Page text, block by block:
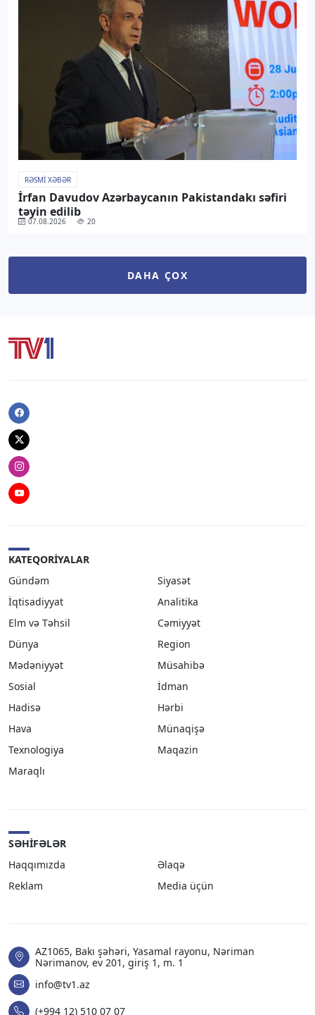
RƏSMI XƏBƏR
İrfan Davudov Azərbaycanın Pakistandakı səfiri
təyin edilib
07.08.2026 20
DAHA ÇOX
Facebook
Twitter
Instagram
Youtube
KATEQORIYALAR
Gündəm
Siyasət
İqtisadiyyat
Analitika
Elm və Təhsil
Cəmiyyət
Dünya
Region
Mədəniyyət
Müsahibə
Sosial
İdman
Hadisə
Hərbi
Hava
Münaqişə
Texnologiya
Maqazin
Maraqlı
SƏHIFƏLƏR
Haqqımızda
Əlaqə
Reklam
Media üçün
AZ1065, Bakı şəhəri, Yasamal rayonu, Nəriman
Nərimanov, ev 201, giriş 1, m. 1
info@tv1.az
(+994 12) 510 07 07